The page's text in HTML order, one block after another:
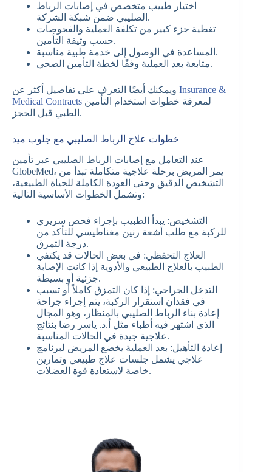
اختيار طبيب متخصص في إصابات الرباط
الصليبي ضمن شبكة الشركة.
تغطية جزء كبير من تكلفة العملية والفحوصات
حسب وثيقة التأمين.
المساعدة في الوصول إلى خدمة طبية مناسبة.
متابعة بعد العملية وفقًا لخطة التأمين الصحي.
Insurance &
Medical Contracts
الطبي قبل الحجز.
خطوات علاج الرباط الصليبي مع جلوب ميد
عند التعامل مع إصابات الرباط الصليبي عبر تأمين
GlobeMed، يمر المريض برحلة علاجية متكاملة تبدأ من
التشخيص الدقيق وحتى العودة الكاملة للحياة الطبيعية،
وتشمل الخطوات الأساسية التالية:
التشخيص: يبدأ الطبيب بإجراء فحص سريري
للركبة مع طلب أشعة رنين مغناطيسي للتأكد من
درجة التمزق.
العلاج التحفظي: في بعض الحالات قد يكتفي
الطبيب بالعلاج الطبيعي والأدوية إذا كانت الإصابة
جزئية أو بسيطة.
التدخل الجراحي: إذا كان التمزق كاملاً أو تسبب
في فقدان استقرار الركبة، يتم إجراء جراحة
إعادة بناء الرباط الصليبي بالمنظار، وهو المجال
الذي اشتهر فيه أطباء مثل أ.د. ياسر رضا بنتائج
علاجية جيدة في الحالات المناسبة.
إعادة التأهيل: بعد العملية يخضع المريض لبرنامج
علاجي يشمل جلسات علاج طبيعي وتمارين
خاصة لاستعادة قوة العضلات.